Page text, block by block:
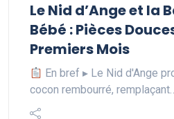
Le Nid d’Ange et la
Bébé : Pièces
Premiers Mois
En bref ▸ Le Nid d'Ange
cocon rembourré,